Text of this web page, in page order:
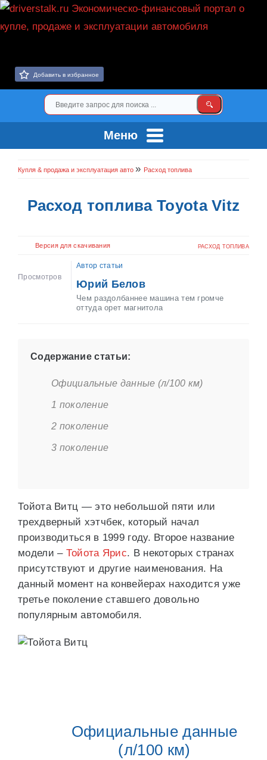
Добавить в избранное
Меню
Купля & продажа и эксплуатация авто » Расход топлива
Расход топлива Toyota Vitz
Версия для скачивания РАСХОД ТОПЛИВА
Просмотров
Автор статьи
Юрий Белов
Чем раздолбаннее машина тем громче
оттуда орет магнитола
Содержание статьи:
Официальные данные (л/100 км)
1 поколение
2 поколение
3 поколение
Тойота Витц — это небольшой пяти или
трехдверный хэтчбек, который начал
производиться в 1999 году. Второе название
модели – Тойота Ярис. В некоторых странах
присутствуют и другие наименования. На
данный момент на конвейерах находится уже
третье поколение ставшего довольно
популярным автомобиля.
Официальные данные
(л/100 км)